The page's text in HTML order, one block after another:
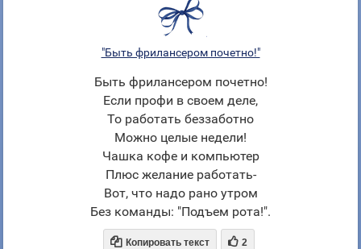
"Быть фрилансером почетно!"
Быть фрилансером почетно!
Если профи в своем деле,
То работать беззаботно
Можно целые недели!
Чашка кофе и компьютер
Плюс желание работать-
Вот, что надо рано утром
Без команды: "Подъем рота!".
 Копировать текст  2